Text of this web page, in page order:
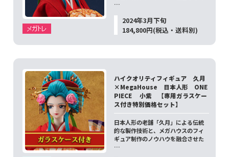
…
2024年3月下旬
184,800円(税込・送料別)
ハイクオリティフィギュア 久月
×MegaHouse 日本人形 ONE
PIECE 小紫 【専用ガラスケー
ス付き特別価格セット】
日本人形の老舗「久月」による伝統
的な製作技術と、メガハウスのフィ
ギュア制作のノウハウを融合させた
…